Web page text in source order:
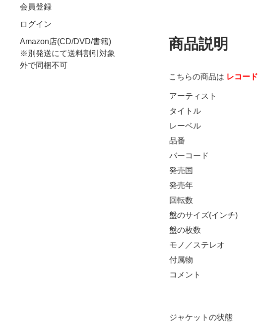
会員登録
ログイン
Amazon店(CD/DVD/書籍)
※別発送にて送料割引対象
外で同梱不可
商品説明
こちらの商品は レコード
アーティスト
タイトル
レーベル
品番
バーコード
発売国
発売年
回転数
盤のサイズ(インチ)
盤の枚数
モノ／ステレオ
付属物
コメント
ジャケットの状態